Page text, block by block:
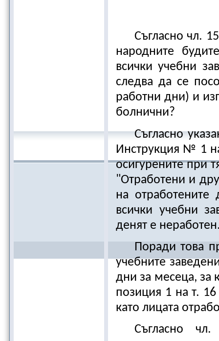
Съгласно чл.
народните
всички учебни
следва да се
работни дни) и
болнични?
Съгласно
Инструкция № 1
осигурените при
"Отработени и
на отработените
всички учебни
денят е
Поради това
учебните
дни за месеца, за
позиция 1 на т.
като лицата
Съгласно